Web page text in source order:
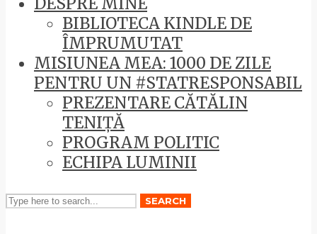
BIBLIOTECA KINDLE DE
ÎMPRUMUTAT
MISIUNEA MEA: 1000 DE ZILE
PENTRU UN #STATRESPONSABIL
PREZENTARE CĂTĂLIN
TENIȚĂ
PROGRAM POLITIC
ECHIPA LUMINII
SEARCH